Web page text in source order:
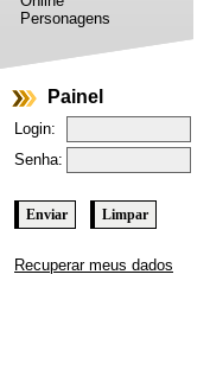
Personagens
Painel
Login:
Senha:
Recuperar meus dados